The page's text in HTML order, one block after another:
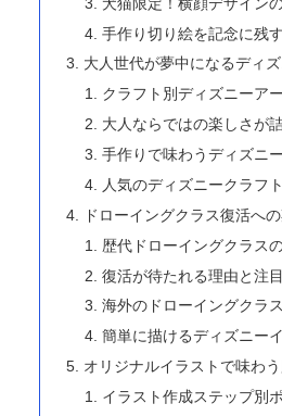
手作り切り絵を記念に残
大人世代が夢中になるディ
クラフト別ディズニーア
大人ならではの楽しさが
手作りで味わうディズニ
人気のディズニークラフ
ドローイングクラス復活へ
歴代ドローイングクラス
復活が待たれる理由と注
海外のドローイングクラ
簡単に描けるディズニー
オリジナルイラストで味わ
イラスト作成ステップ別